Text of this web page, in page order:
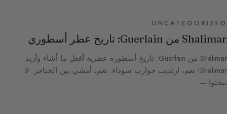
UNCATEGORIZED
Shalimar من Guerlain: تاريخ عطر أسطوري
Shalimar من Guerlain: تاريخ أسطورة عطرية أفعل ما أشاء وأريد
Shalimar! نعم، ارتديت جوارب سوداء. نعم، أمشي بين الخناجر. لا
تبحثوا —…